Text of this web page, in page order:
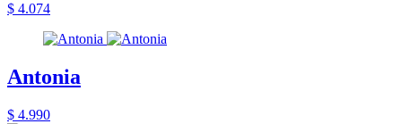
$ 4.074
Antonia
$ 4.990